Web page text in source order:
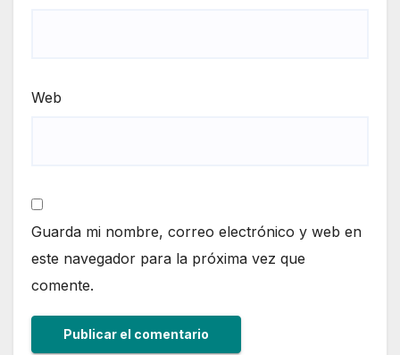
Web
Guarda mi nombre, correo electrónico y web en
este navegador para la próxima vez que
comente.